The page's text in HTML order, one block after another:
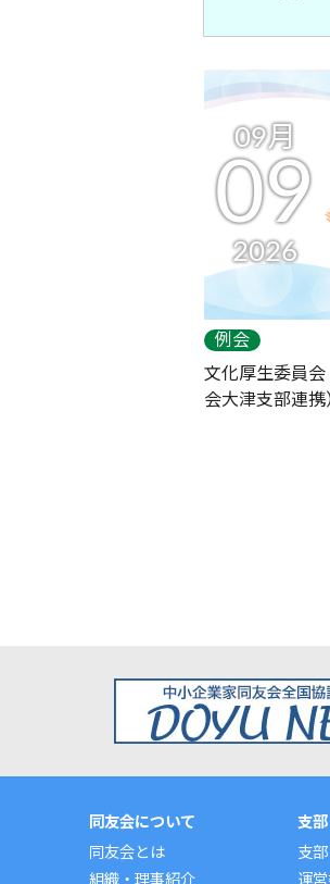
09月
09
2026
例会
文化厚生委員
会大津支部連携
同友会について
同友会とは
組織・理事紹介
支
支部
運